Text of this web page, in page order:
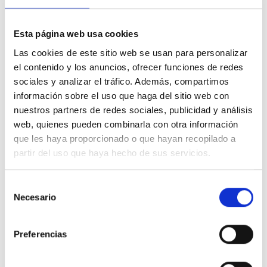
Esta página web usa cookies
Las cookies de este sitio web se usan para personalizar
el contenido y los anuncios, ofrecer funciones de redes
sociales y analizar el tráfico. Además, compartimos
información sobre el uso que haga del sitio web con
nuestros partners de redes sociales, publicidad y análisis
web, quienes pueden combinarla con otra información
que les haya proporcionado o que hayan recopilado a
partir del uso que haya hecho de sus servicios.
Necesario
Preferencias
ideas.
1. Ésta es la clave de la salvación: lo que veo es el
reflejo de un proceso mental que comienza con
una idea de lo que quiero. A partir de ahí, la
mente forja una imagen de eso que desea, lo
juzga valioso y, por lo tanto, procura encontrarlo.
Estas imáge­nes se proyectan luego al exterior,
defienden como algo propio de uno. De deseos
dementes nace un mundo demente, y de juicios,
un mundo condenado. De pensamientos de
perdón, en cambio, surge un mundo apacible y